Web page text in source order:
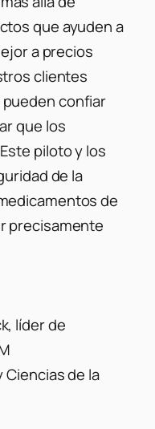
que ayuden a
a precios
clientes
confiar
que los
piloto y los
de la
de
precisamente
líder de
Ciencias de la